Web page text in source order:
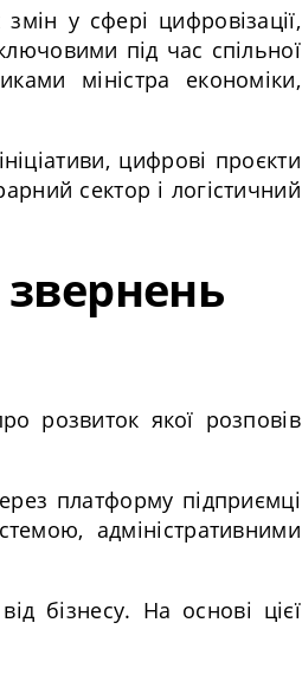
у сфері цифровізації,
під час спільної
міністра економіки,
цифрові проєкти
сектор і логістичний
розвиток якої розповів
платформу підприємці
адміністративними
бізнесу. На основі цієї